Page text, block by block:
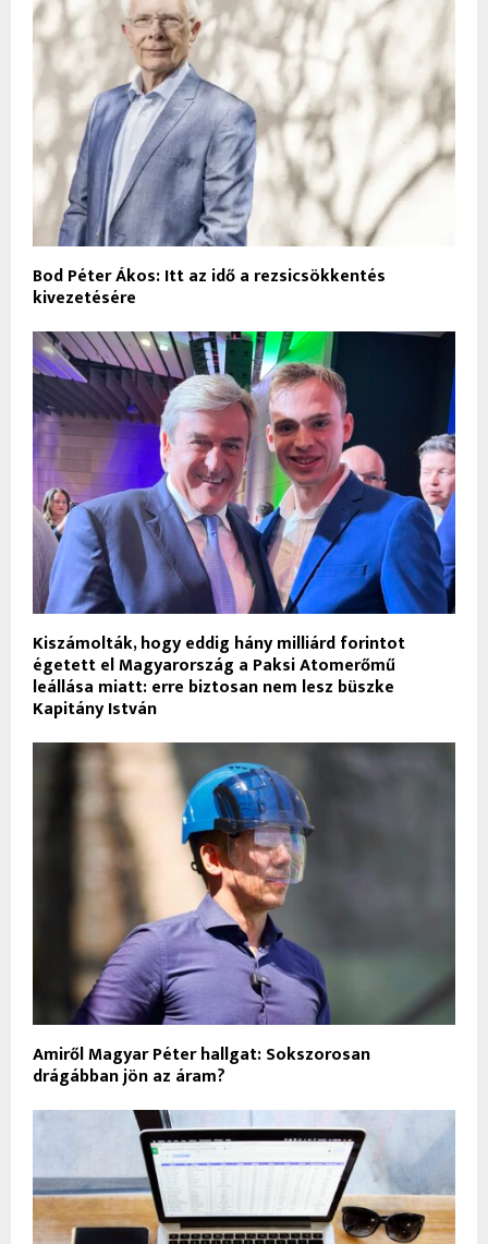
Bod Péter Ákos: Itt az idő a rezsicsökkentés
kivezetésére
Kiszámolták, hogy eddig hány milliárd forintot
égetett el Magyarország a Paksi Atomerőmű
leállása miatt: erre biztosan nem lesz büszke
Kapitány István
Amiről Magyar Péter hallgat: Sokszorosan
drágábban jön az áram?